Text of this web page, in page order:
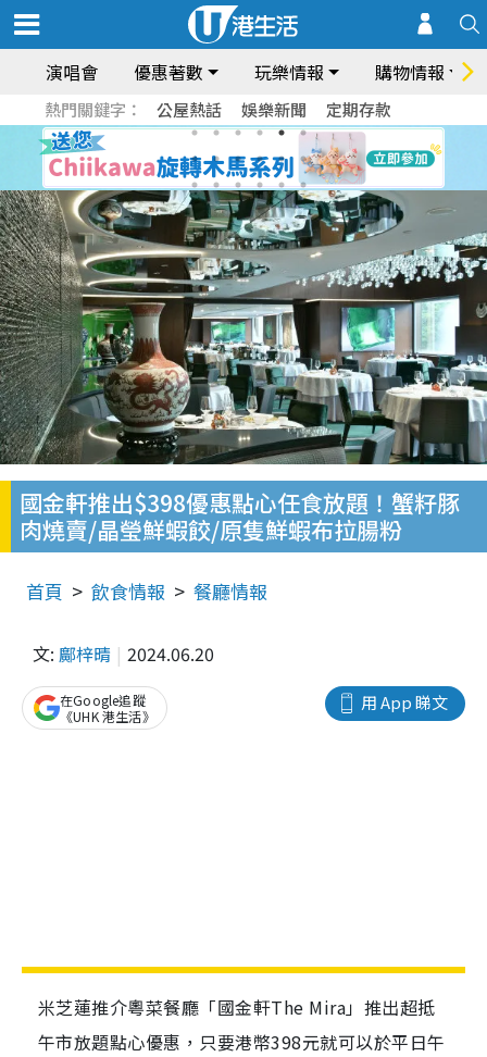
演唱會 優惠著數 玩樂情報 購物情報
熱門關鍵字： 公屋熱話 娛樂新聞 定期存款
國金軒推出$398優惠點心任食放題！蟹籽豚
肉燒賣/晶瑩鮮蝦餃/原隻鮮蝦布拉腸粉
首頁 飲食情報 餐廳情報
文: 鄺梓晴 2024.06.20
用 App 睇文
在Google追蹤
《UHK 港生活》
米芝蓮推介粵菜餐廳「國金軒The Mira」推出超抵
午市放題點心優惠，只要港幣398元就可以於平日午